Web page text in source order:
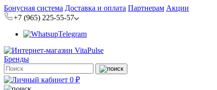
Бонусная система Доставка и оплата Партнерам Акции
+7 (965) 225-55-57
Telegram
Бренды
0 ₽